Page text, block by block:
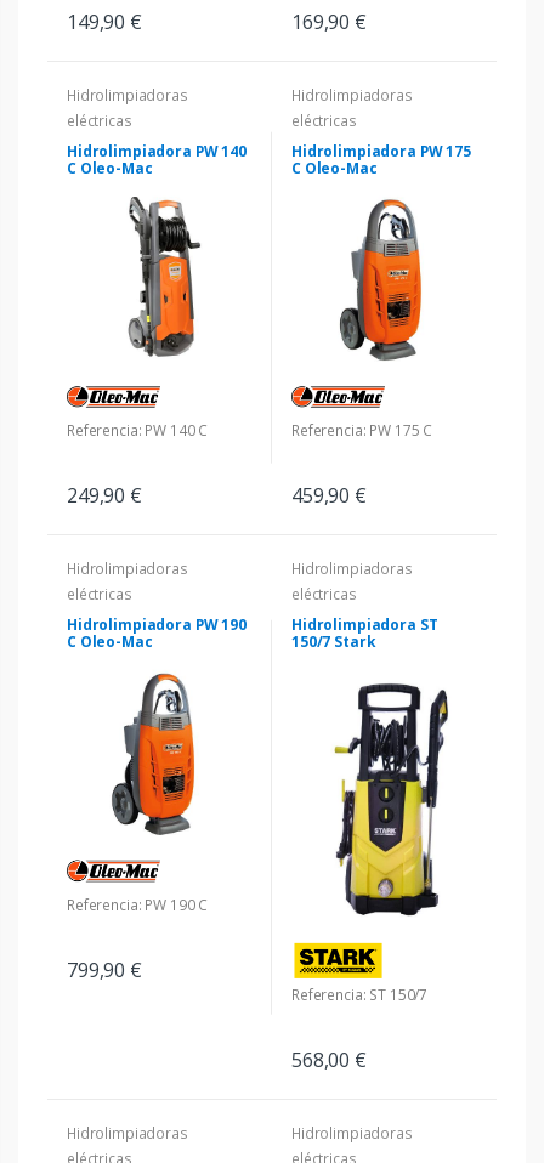
149,90 € 169,90 €
Hidrolimpiadoras
eléctricas
Hidrolimpiadora PW 140
C Oleo-Mac
Referencia: PW 140 C
249,90 €
Hidrolimpiadoras
eléctricas
Hidrolimpiadora PW 175
C Oleo-Mac
Referencia: PW 175 C
459,90 €
Hidrolimpiadoras
eléctricas
Hidrolimpiadora PW 190
C Oleo-Mac
Referencia: PW 190 C
799,90 €
Hidrolimpiadoras
eléctricas
Hidrolimpiadora ST
150/7 Stark
Referencia: ST 150/7
568,00 €
Hidrolimpiadoras
eléctricas
Hidrolimpiadoras
eléctricas